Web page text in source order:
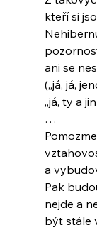
kteří si
ani se
(„já, já,
„já, ty a
…
a
Pak
nejde a
být stále